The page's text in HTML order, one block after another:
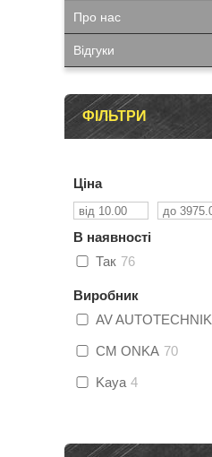
Про нас
Відгуки
ФІЛЬТРИ
Ціна
В наявності
Так 76
Виробник
AV AUTOTECHNIK
CM ONKA 70
Kaya 4